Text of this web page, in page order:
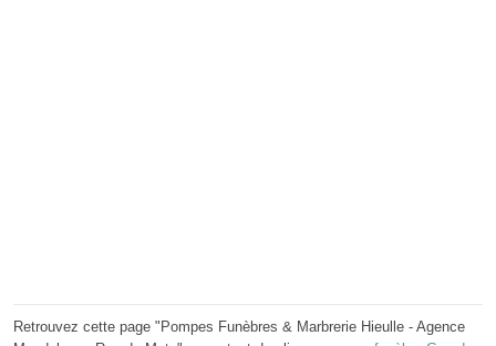
Retrouvez cette page "Pompes Funèbres & Marbrerie Hieulle - Agence